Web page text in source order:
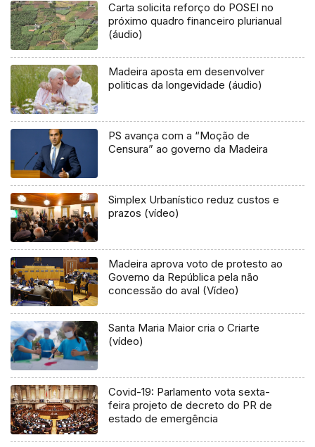
Carta solicita reforço do POSEI no
próximo quadro financeiro plurianual
(áudio)
Madeira aposta em desenvolver
politicas da longevidade (áudio)
PS avança com a “Moção de
Censura” ao governo da Madeira
Simplex Urbanístico reduz custos e
prazos (vídeo)
Madeira aprova voto de protesto ao
Governo da República pela não
concessão do aval (Vídeo)
Santa Maria Maior cria o Criarte
(vídeo)
Covid-19: Parlamento vota sexta-
feira projeto de decreto do PR de
estado de emergência